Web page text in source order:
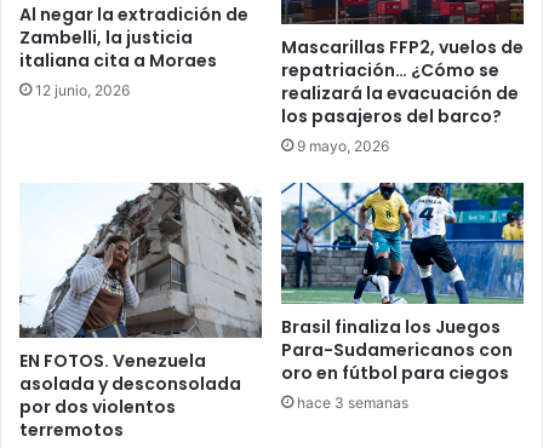
Al negar la extradición de
Zambelli, la justicia
italiana cita a Moraes
12 junio, 2026
Mascarillas FFP2, vuelos de
repatriación… ¿Cómo se
realizará la evacuación de
los pasajeros del barco?
9 mayo, 2026
EN FOTOS. Venezuela
asolada y desconsolada
por dos violentos
terremotos
Brasil finaliza los Juegos
Para-Sudamericanos con
oro en fútbol para ciegos
hace 3 semanas